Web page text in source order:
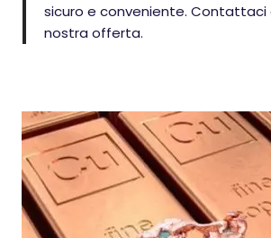
sicuro e conveniente. Contattaci
nostra offerta.